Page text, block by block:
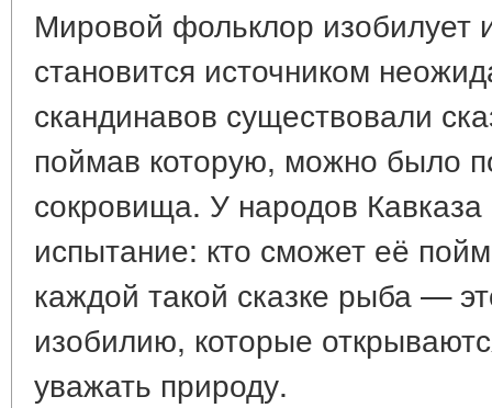
Мировой фольклор изобилует
становится источником
скандинавов существовали
поймав которую, можно было
сокровища. У народов
испытание: кто сможет её
каждой такой сказке рыба —
изобилию, которые
уважать природу.